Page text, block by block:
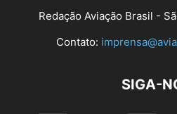
Redação Aviação Brasil -
Contato:
SIGA-